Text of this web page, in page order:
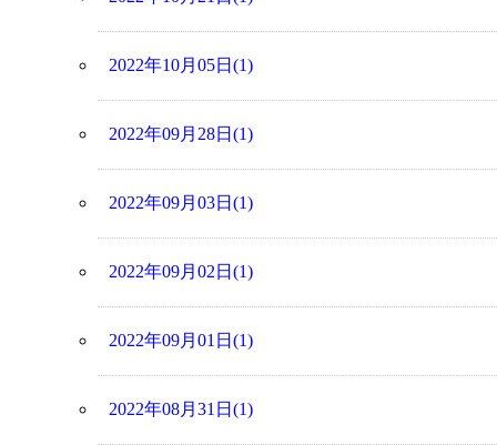
2022年10月05日(1)
2022年09月28日(1)
2022年09月03日(1)
2022年09月02日(1)
2022年09月01日(1)
2022年08月31日(1)